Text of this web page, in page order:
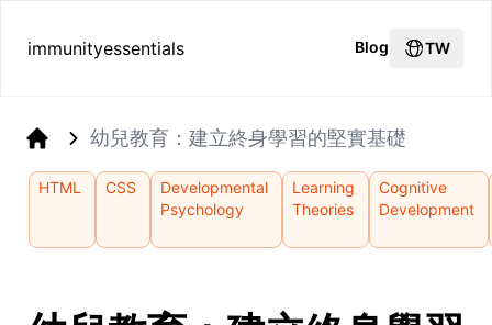
immunityessentials Blog TW
幼兒教育：建立終身學習的堅實基礎
HTML CSS
Developmental
Psychology
Learning
Theories
Cognitive
Development